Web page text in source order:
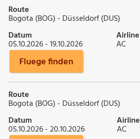
Route
Bogota (BOG) - Düsseldorf (DUS)
Datum
05.10.2026 - 19.10.2026
Airline
AC
Fluege finden
Route
Bogota (BOG) - Düsseldorf (DUS)
Datum
05.10.2026 - 20.10.2026
Airline
AC